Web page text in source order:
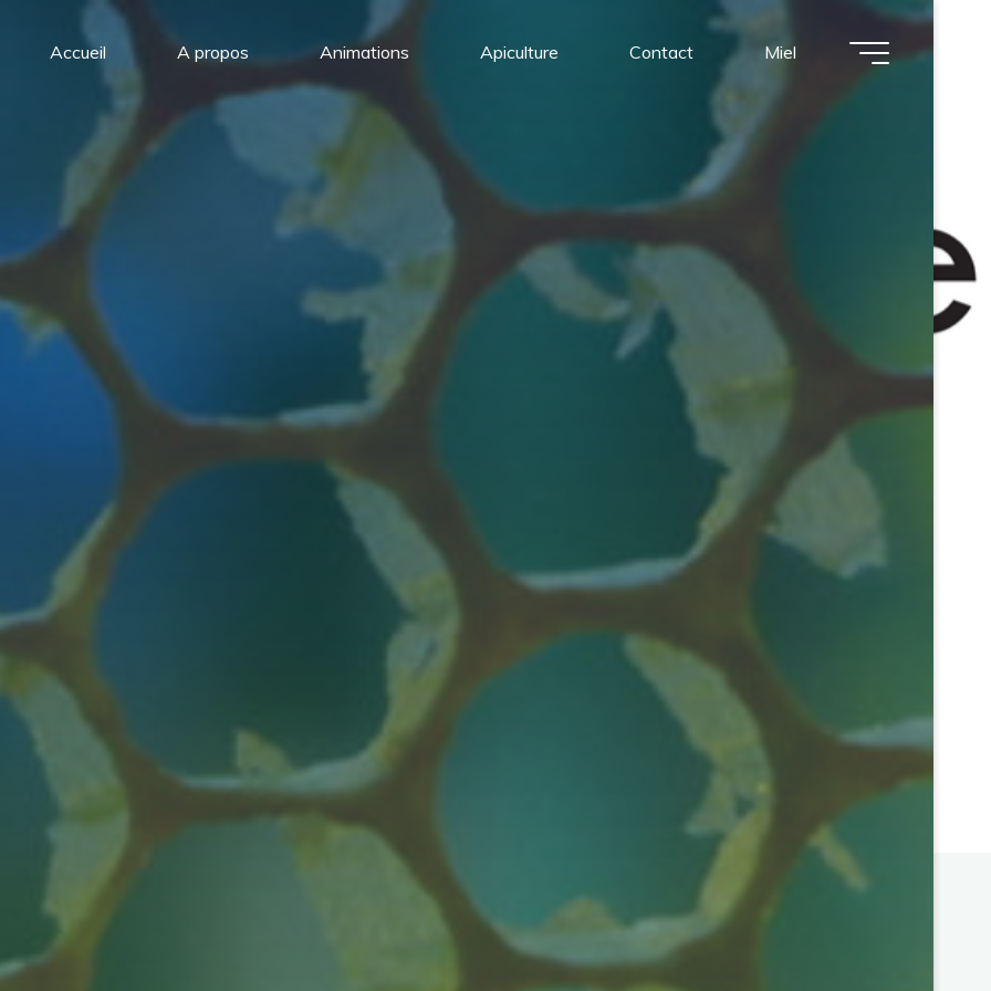
Accueil A propos Animations Apiculture Contact Miel